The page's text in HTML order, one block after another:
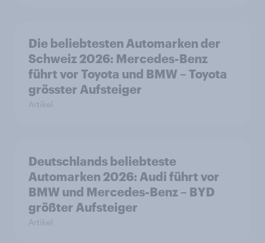
Die beliebtesten Automarken der
Schweiz 2026: Mercedes-Benz
führt vor Toyota und BMW – Toyota
grösster Aufsteiger
Artikel
Deutschlands beliebteste
Automarken 2026: Audi führt vor
BMW und Mercedes-Benz – BYD
größter Aufsteiger
Artikel